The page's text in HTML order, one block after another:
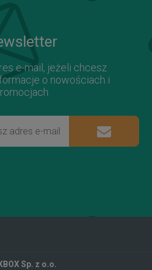
e-mail, jeżeli chcesz
o nowościach i
Sp. z o.o.